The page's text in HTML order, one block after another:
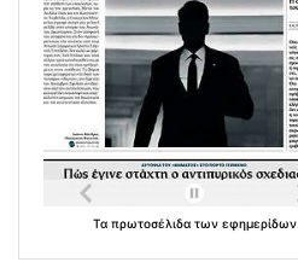
Τα πρωτοσέλιδα των εφημερίδων